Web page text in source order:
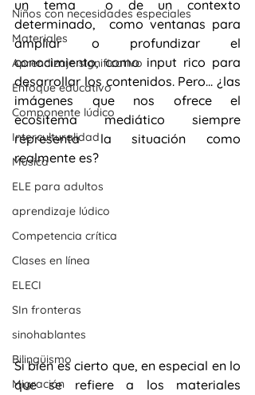
Niños con necesidades especiales
Materiales
Aprendizaje significativo
Enfoque educativo
Componente lúdico
Interculturalidad
Música
ELE para adultos
aprendizaje lúdico
Competencia crítica
Clases en línea
ELECI
SIn fronteras
sinohablantes
Bilingüismo
Migración
un tema  o de un contexto
determinado,  como ventanas para
ampliar o profundizar el
conocimiento, como input rico para
desarrollar los contenidos. Pero... ¿las
imágenes que nos ofrece el
ecositema mediático siempre
representa la situación como
realmente es?
Si bien es cierto que, en especial en lo
que se refiere a los materiales